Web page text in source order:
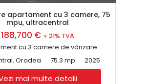
apartament cu 3 camere, 75
mpu, ultracentral
188,700 € + 21% TVA
cu 3 camere de vânzare
Oradea
75.3 mp 2025
mai multe detalii